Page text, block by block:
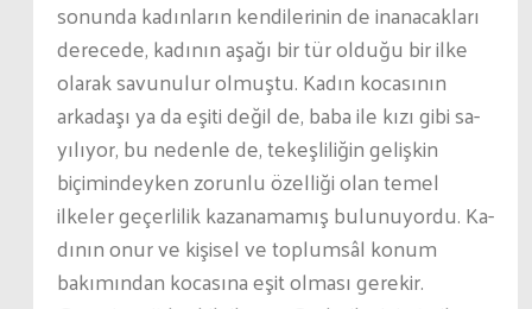
sonunda kadınların kendilerinin de inanacakları
de­recede, kadının aşağı bir tür olduğu bir ilke
olarak savunulur olmuştu. Kadın kocasının
arkadaşı ya da eşiti değil de, baba ile kızı gibi sa­
yılıyor, bu nedenle de, tekeşliliğin gelişkin
biçimindeyken zorunlu özelliği olan temel
ilkeler geçerlilik kazanamamış bulunuyordu. Ka­
dının onur ve kişisel ve toplumsâl konum
bakımından kocasına eşit ol­ması gerekir.